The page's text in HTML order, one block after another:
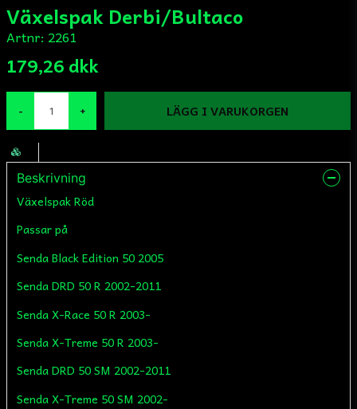
Växelspak Derbi/Bultaco
Artnr: 2261
179,26 dkk
- + LÄGG I VARUKORGEN
Beskrivning
Växelspak Röd
Passar på
Senda Black Edition 50 2005
Senda DRD 50 R 2002-2011
Senda X-Race 50 R 2003-
Senda X-Treme 50 R 2003-
Senda DRD 50 SM 2002-2011
Senda X-Treme 50 SM 2002-